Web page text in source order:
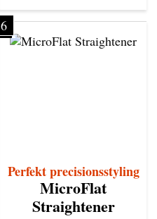
6
Perfekt precisionsstyling
MicroFlat
Straightener